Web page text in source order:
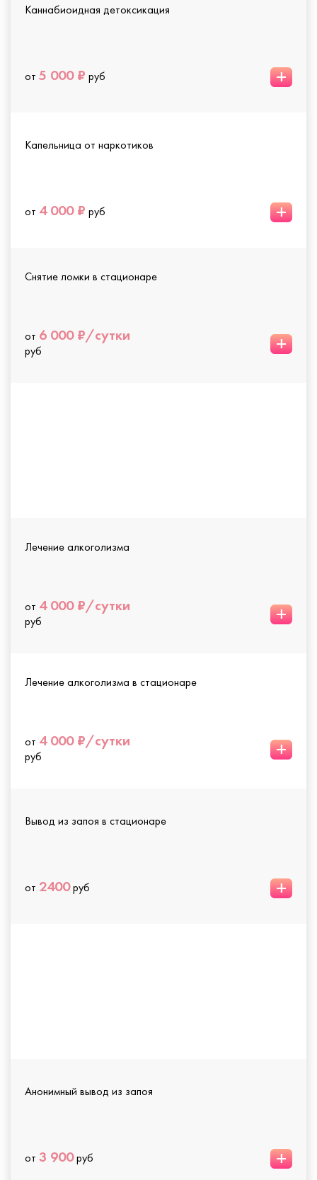
Каннабиоидная детоксикация
от 5 000 ₽ руб +
Капельница от наркотиков
от 4 000 ₽ руб +
Снятие ломки в стационаре
от 6 000 ₽/сутки
руб +
Лечение алкоголизма
от 4 000 ₽/сутки
руб +
Лечение алкоголизма в стационаре
от 4 000 ₽/сутки
руб +
Вывод из запоя в стационаре
от 2400руб +
Анонимный вывод из запоя
от 3 900руб +